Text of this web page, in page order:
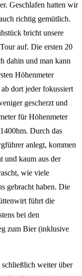
Geschlafen hatten wir
richtig gemütlich.
bricht unsere
auf. Die ersten 20
dahin und man kann
Höhenmeter
dort jeder fokussiert
gescherzt und
für Höhenmeter
Durch das
anlegt, kommen
und kaum aus der
wie viele
gebracht haben. Die
führt die
bei den
zum Bier (inklusive
schließlich weiter über